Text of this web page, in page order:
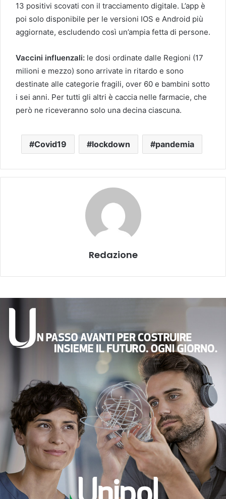
13 positivi scovati con il tracciamento digitale. L’app è
poi solo disponibile per le versioni IOS e Android più
aggiornate, escludendo così un’ampia fetta di persone.
Vaccini influenzali: le dosi ordinate dalle Regioni (17
milioni e mezzo) sono arrivate in ritardo e sono
destinate alle categorie fragili, over 60 e bambini sotto
i sei anni. Per tutti gli altri è caccia nelle farmacie, che
però ne riceveranno solo una decina ciascuna.
Covid19 lockdown pandemia
Redazione